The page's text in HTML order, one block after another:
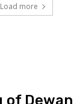
Load more